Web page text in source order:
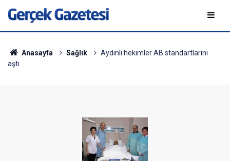
Anasayfa Sağlık
Aydınlı hekimler AB standartlarını
aştı